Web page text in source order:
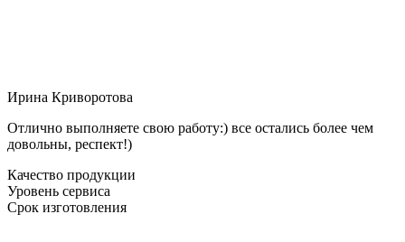
Ирина Криворотова
Отлично выполняете свою работу:) все остались более чем
довольны, респект!)
Качество продукции
Уровень сервиса
Срок изготовления